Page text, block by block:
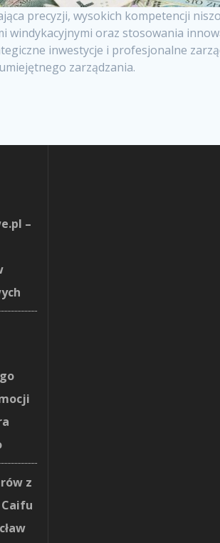
precyzji, wysokich kompetencji
oraz stosowania
inwestycje i profesjonalne
zarządzania.
–
z
Caifu